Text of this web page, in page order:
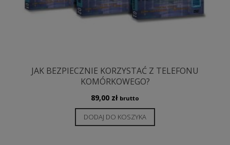
JAK BEZPIECZNIE KORZYSTAĆ Z TELEFONU
KOMÓRKOWEGO?
89,00 zł brutto
DODAJ DO KOSZYKA